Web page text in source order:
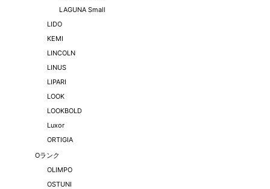
LAGUNA Small
LIDO
KEMI
LINCOLN
LINUS
LIPARI
LOOK
LOOKBOLD
Luxor
ORTIGIA
Oランク
OLIMPO
OSTUNI